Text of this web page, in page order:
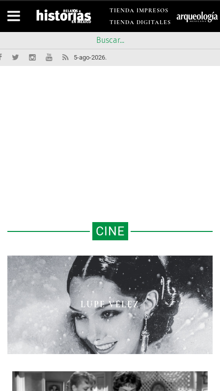
TIENDA IMPRESOS
TIENDA DIGITALES
5-ago-2026.
CINE
LUPE VÉLEZ
LOS “SCHINDLERS” MEXICANOS:
LAS HISTORIAS QUE FALTAN POR
CONTAR EN LA PANTALLA
GRANDE
AMÉRICA CONTRA AMÉRICA